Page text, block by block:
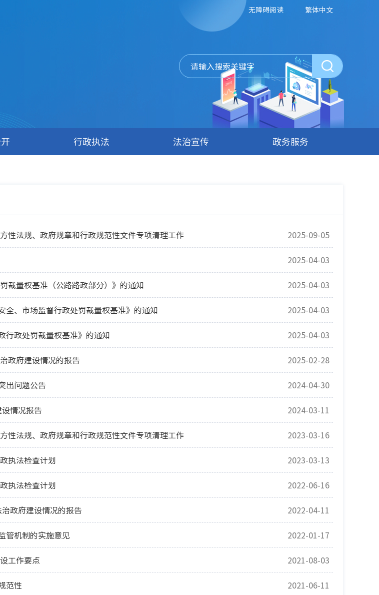
无障碍阅读 繁体中文
行政执法 法治宣传 政务服务
性法规、政府规章和行政规范性文件专项清理工作 2025-09-05
2025-04-03
裁量权基准（公路路政部分）》的通知 2025-04-03
全、市场监督行政处罚裁量权基准》的通知 2025-04-03
行政处罚裁量权基准》的通知 2025-04-03
政府建设情况的报告 2025-02-28
出问题公告 2024-04-30
情况报告 2024-03-11
性法规、政府规章和行政规范性文件专项清理工作 2023-03-16
执法检查计划 2023-03-13
执法检查计划 2022-06-16
政府建设情况的报告 2022-04-11
管机制的实施意见 2022-01-17
工作要点 2021-08-03
范性 2021-06-11